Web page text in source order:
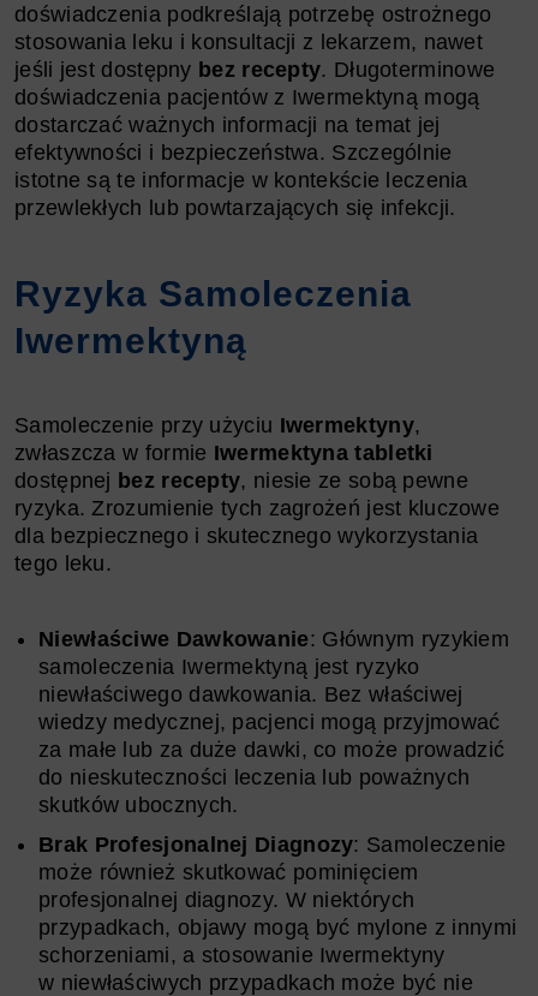
doświadczenia podkreślają potrzebę ostrożnego
stosowania leku i konsultacji z lekarzem, nawet
jeśli jest dostępny bez recepty. Długoterminowe
doświadczenia pacjentów z Iwermektyną mogą
dostarczać ważnych informacji na temat jej
efektywności i bezpieczeństwa. Szczególnie
istotne są te informacje w kontekście leczenia
przewlekłych lub powtarzających się infekcji.
Ryzyka Samoleczenia
Iwermektyną
Samoleczenie przy użyciu Iwermektyny,
zwłaszcza w formie Iwermektyna tabletki
dostępnej bez recepty, niesie ze sobą pewne
ryzyka. Zrozumienie tych zagrożeń jest kluczowe
dla bezpiecznego i skutecznego wykorzystania
tego leku.
Niewłaściwe Dawkowanie: Głównym ryzykiem
samoleczenia Iwermektyną jest ryzyko
niewłaściwego dawkowania. Bez właściwej
wiedzy medycznej, pacjenci mogą przyjmować
za małe lub za duże dawki, co może prowadzić
do nieskuteczności leczenia lub poważnych
skutków ubocznych.
Brak Profesjonalnej Diagnozy: Samoleczenie
może również skutkować pominięciem
profesjonalnej diagnozy. W niektórych
przypadkach, objawy mogą być mylone z innymi
schorzeniami, a stosowanie Iwermektyny
w niewłaściwych przypadkach może być nie